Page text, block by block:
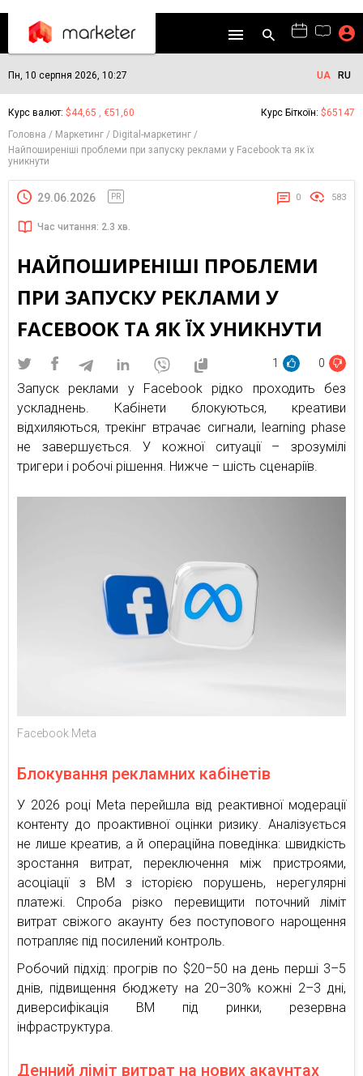
Пн, 10 серпня 2026, 10:27 UA RU
Курс валют: $44,65 , €51,60 Курс Біткоїн: $65147
Головна
Маркетинг
Digital-маркетинг
Найпоширеніші проблеми при запуску реклами у Facebook та як їх
уникнути
29.06.2026 PR 0 583
Час читання: 2.3 хв.
НАЙПОШИРЕНІШІ ПРОБЛЕМИ
ПРИ ЗАПУСКУ РЕКЛАМИ У
FACEBOOK ТА ЯК ЇХ УНИКНУТИ
1 0
Запуск реклами у Facebook рідко проходить без
ускладнень. Кабінети блокуються, креативи
відхиляються, трекінг втрачає сигнали, learning phase
не завершується. У кожної ситуації – зрозумілі
тригери і робочі рішення. Нижче – шість сценаріїв.
Facebook Meta
Блокування рекламних кабінетів
У 2026 році Meta перейшла від реактивної модерації
контенту до проактивної оцінки ризику. Аналізується
не лише креатив, а й операційна поведінка: швидкість
зростання витрат, переключення між пристроями,
асоціації з BM з історією порушень, нерегулярні
платежі. Спроба різко перевищити поточний ліміт
витрат свіжого акаунту без поступового нарощення
потрапляє під посилений контроль.
Робочий підхід: прогрів по $20–50 на день перші 3–5
днів, підвищення бюджету на 20–30% кожні 2–3 дні,
диверсифікація BM під ринки, резервна
інфраструктура.
Денний ліміт витрат на нових акаунтах